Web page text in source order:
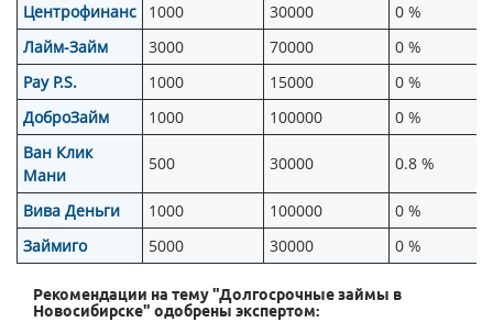
Центрофинанс
1000 30000
0 %
Лайм-Займ
3000 70000
0 %
Pay P.S.
1000 15000
0 %
ДоброЗайм
1000 100000
0 %
Ван Клик
Мани
500 30000 0.8 %
Вива Деньги 1000 100000
0 %
Займиго
5000 30000 0 %
Рекомендации на тему "Долгосрочные займы в
Новосибирске" одобрены экспертом: